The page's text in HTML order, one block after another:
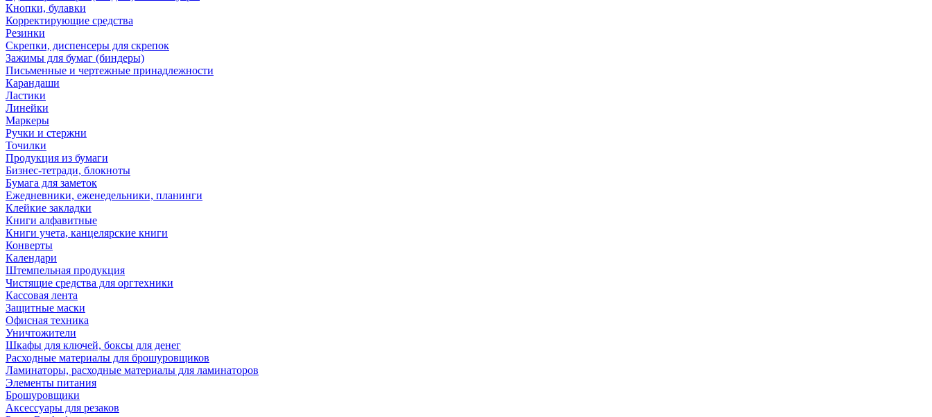
Кнопки, булавки
Корректирующие средства
Резинки
Скрепки, диспенсеры для скрепок
Зажимы для бумаг (биндеры)
Письменные и чертежные принадлежности
Карандаши
Ластики
Линейки
Маркеры
Ручки и стержни
Точилки
Продукция из бумаги
Бизнес-тетради, блокноты
Бумага для заметок
Ежедневники, еженедельники, планинги
Клейкие закладки
Книги алфавитные
Книги учета, канцелярские книги
Конверты
Календари
Штемпельная продукция
Чистящие средства для оргтехники
Кассовая лента
Защитные маски
Офисная техника
Уничтожители
Шкафы для ключей, боксы для денег
Расходные материалы для брошуровщиков
Ламинаторы, расходные материалы для ламинаторов
Элементы питания
Брошуровщики
Аксессуары для резаков